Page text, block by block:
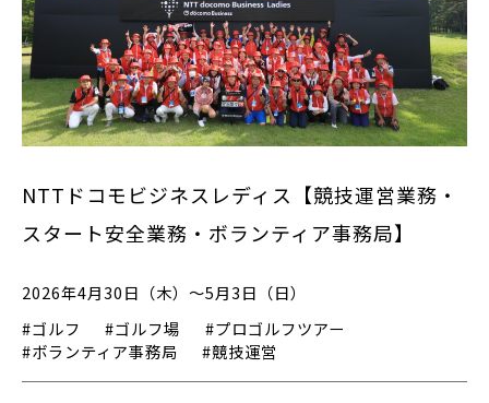
NTTドコモビジネスレディス【競技運営業務・
スタート安全業務・ボランティア事務局】
2026年4月30日（木）～5月3日（日）
#ゴルフ
#ゴルフ場
#プロゴルフツアー
#ボランティア事務局
#競技運営